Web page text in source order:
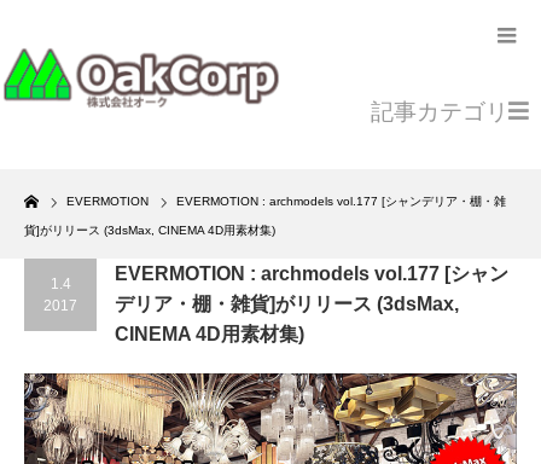
Home
EVERMOTION EVERMOTION : archmodels vol.177 [シャンデリア・棚・雑
貨]がリリース (3dsMax, CINEMA 4D用素材集)
記事カテゴリ
1.4
2017
EVERMOTION : archmodels vol.177 [シャン
デリア・棚・雑貨]がリリース (3dsMax,
CINEMA 4D用素材集)